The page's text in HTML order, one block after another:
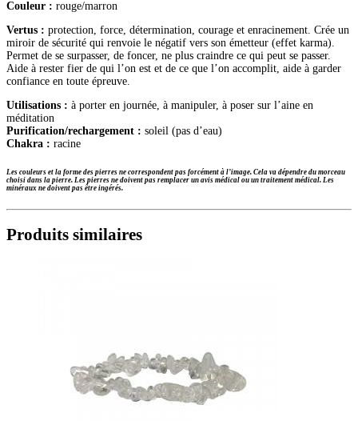
Couleur : rouge/marron
Vertus : protection, force, détermination, courage et enracinement. Crée un
miroir de sécurité qui renvoie le négatif vers son émetteur (effet karma).
Permet de se surpasser, de foncer, ne plus craindre ce qui peut se passer.
Aide à rester fier de qui l’on est et de ce que l’on accomplit, aide à garder
confiance en toute épreuve.
Utilisations : à porter en journée, à manipuler, à poser sur l’aine en
méditation
Purification/rechargement : soleil (pas d’eau)
Chakra : racine
Les couleurs et la forme des pierres ne correspondent pas forcément à l’image. Cela va dépendre du morceau
choisi dans la pierre. Les pierres ne doivent pas remplacer un avis médical ou un traitement médical. Les
minéraux ne doivent pas être ingérés.
Produits similaires